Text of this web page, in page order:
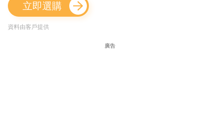
立即選購
資料由客戶提供
廣告